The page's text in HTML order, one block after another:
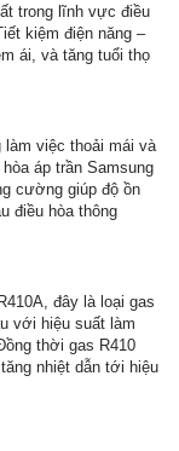
trong lĩnh vực điều
kiệm điện năng –
ái, và tăng tuổi thọ
việc thoải mái và
áp trần Samsung
cường giúp độ ồn
điều hòa thông
đây là loại gas
với hiệu suất làm
thời gas R410
nhiệt dẫn tới hiệu